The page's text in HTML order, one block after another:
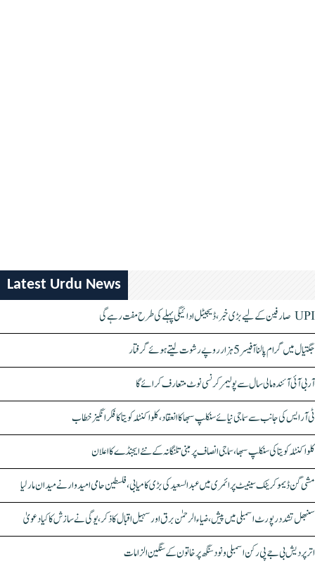
Latest Urdu News
UPI صارفین کے لیے بڑی خبر، ڈیجیٹل ادائیگی پہلے کی طرح مفت رہے گی
جگتیال میں گرام پالنا آفیسر 5 ہزار روپے رشوت لیتے ہوئے گرفتار
آر بی آئی آئندہ مالی سال سے پولیمر کرنسی نوٹ متعارف کرائے گا
ٹی آر ایس کی جانب سے سماجی نیائے سنکلپ سبھا کا انعقاد، کلواکنٹلہ کویتا کا فکر انگیز خطاب
کلواکنٹلہ کویتا کی سنکلپ سبھا، سماجی انصاف پر مبنی تلنگانہ کے نئے ایجنڈے کا اعلان
مشی گن ڈیموکریٹک سینیٹ پرائمری میں عبدالسعید کی بڑی کامیابی، فلسطین حامی امیدوار نے میدان مار لیا
سنبھل تشدد رپورٹ اسمبلی میں پیش، ضیاء الرحمٰن برق اور سہیل اقبال کا ذکر، یوگی نے سازش کا کیا دعویٰ
اتر پردیش بی جے پی رکن اسمبلی ونود سنگھ پر خاتون کے سنگین الزامات